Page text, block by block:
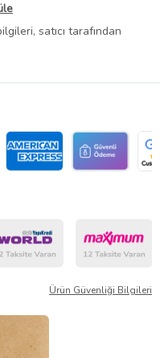
satıcı tarafından
Ürün Güvenliği Bilgileri